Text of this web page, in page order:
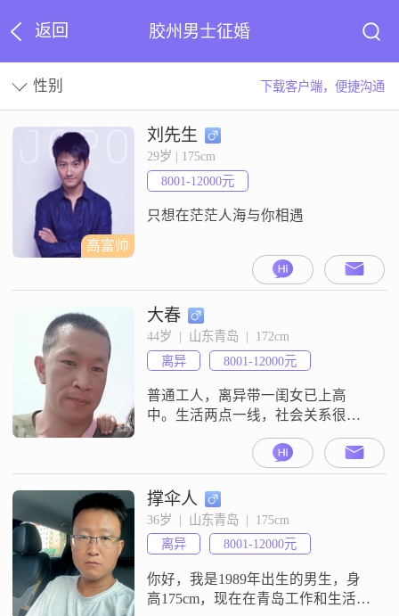
返回 胶州男士征婚
性别 下载客户端，便捷沟通
高富帅
刘先生
29岁 | 175cm
8001-12000元
只想在茫茫人海与你相遇
大春
44岁  |  山东青岛  |  172cm
离异
8001-12000元
普通工人，离异带一闺女已上高
中。生活两点一线，社会关系很简
单。不抽烟，不酗酒，少应酬。喜
欢大自然，喜欢户外运动，喜欢一
切简洁而美好的事物。人丑嘴笨思
想土，来找一位合得来的善良的温
和的女士一起安安稳稳的过普普通
通的生活。
撑伞人
36岁  |  山东青岛  |  175cm
离异
8001-12000元
你好，我是1989年出生的男生，身
高175cm，现在在青岛工作和生活